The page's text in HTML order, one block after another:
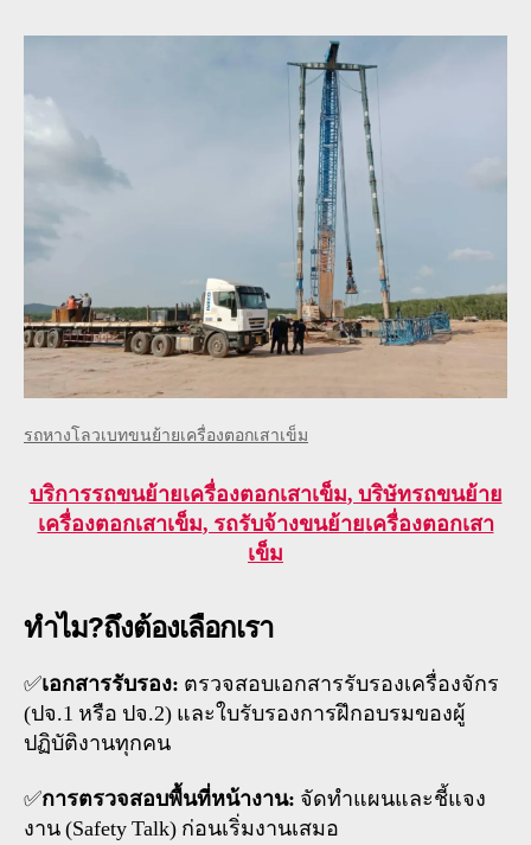
รถหางโลวเบทขนย้ายเครื่องตอกเสาเข็ม
บริการรถขนย้ายเครื่องตอกเสาเข็ม, บริษัทรถขนย้าย
เครื่องตอกเสาเข็ม, รถรับจ้างขนย้ายเครื่องตอกเสา
เข็ม
ทำไม?ถึงต้องเลือกเรา
✅เอกสารรับรอง: ตรวจสอบเอกสารรับรองเครื่องจักร
(ปจ.1 หรือ ปจ.2) และใบรับรองการฝึกอบรมของผู้
ปฏิบัติงานทุกคน
✅การตรวจสอบพื้นที่หน้างาน: จัดทำแผนและชี้แจง
งาน (Safety Talk) ก่อนเริ่มงานเสมอ